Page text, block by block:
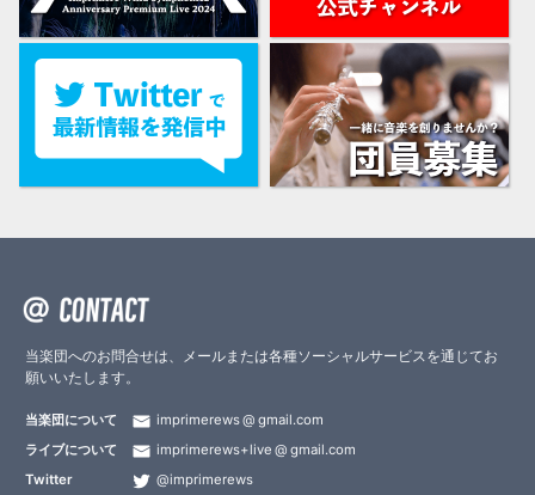
当楽団へのお問合せは、メールまたは各種ソーシャルサービスを通じてお
願いいたします。
当楽団について imprimerews
gmail.com
ライブについて
imprimerews+live
gmail.com
Twitter
@imprimerews